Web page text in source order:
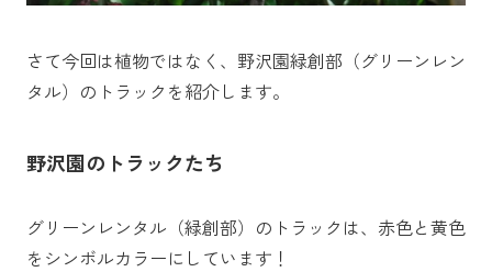
さて今回は植物ではなく、野沢園緑創部（グリーンレン
タル）のトラックを紹介します。
野沢園のトラックたち
グリーンレンタル（緑創部）のトラックは、赤色と黄色
をシンボルカラーにしています！